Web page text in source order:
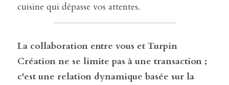
cuisine qui dépasse vos attentes.
La collaboration entre vous et Turpin
Création ne se limite pas à une transaction ;
c'est une relation dynamique basée sur la